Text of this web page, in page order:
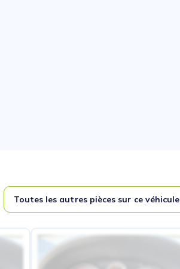
Toutes les autres pièces sur ce véhicule